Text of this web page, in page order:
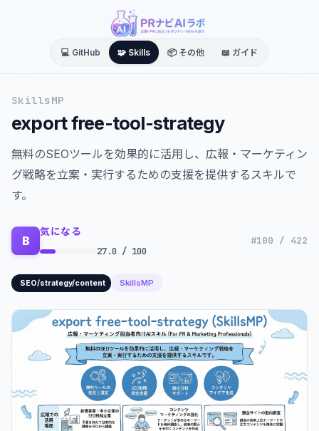
💻 GitHub 🧩 Skills 📦 その他 📖 ガイド
SkillsMP
export free-tool-strategy
無料のSEOツールを効果的に活用し、広報・マーケティン
グ戦略を立案・実行するための支援を提供するスキルで
す。
B
気になる
27.0 / 100
#100 / 422
SEO/strategy/content SkillsMP